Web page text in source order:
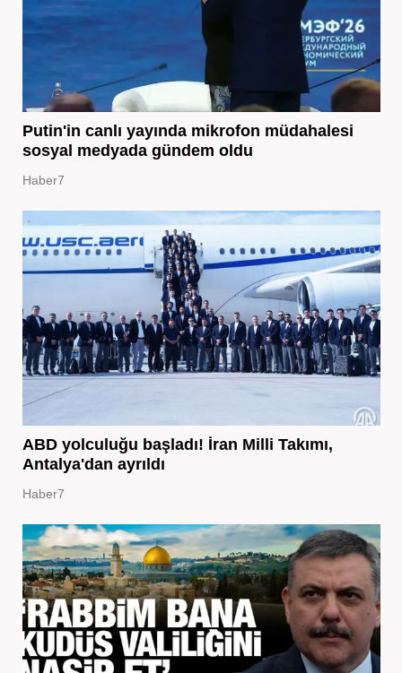
Putin'in canlı yayında mikrofon müdahalesi
sosyal medyada gündem oldu
Haber7
ABD yolculuğu başladı! İran Milli Takımı,
Antalya'dan ayrıldı
Haber7